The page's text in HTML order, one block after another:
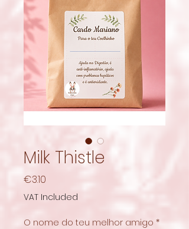
Milk Thistle
€3.10
VAT Included
O nome do teu melhor amigo *